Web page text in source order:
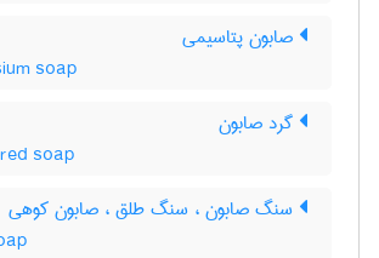
صابون پتاسیمی
soap
گرد صابون
soap
سنگ صابون ، سنگ طلق ، صابون کوهی